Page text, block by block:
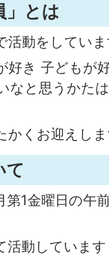
」とは
活動をしてい
好き 子どもが
なと思うかた
かくお迎えし
て
第1金曜日の午
活動しています